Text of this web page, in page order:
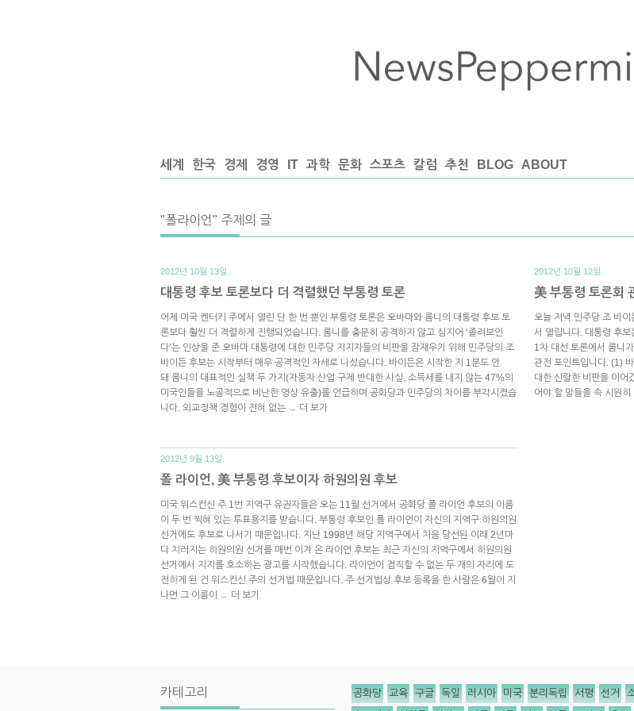
세계 한국 경제 경영 IT 과학 문화 스포츠 칼럼 추천 BLOG ABOUT
"폴라이언" 주제의 글
2012년 10월 13일.
대통령 후보 토론보다 더 격렬했던 부통령 토론
어제 미국 켄터키 주에서 열린 단 한 번 뿐인 부통령 토론은 오바마와 롬니의 대통령 후보 토
론보다 훨씬 더 격렬하게 진행되었습니다. 롬니를 충분히 공격하지 않고 심지어 ‘졸려보인
다’는 인상을 준 오바마 대통령에 대한 민주당 지지자들의 비판을 잠재우기 위해 민주당의 조
바이든 후보는 시작부터 매우 공격적인 자세로 나섰습니다. 바이든은 시작한 지 1분도 안
돼 롬니의 대표적인 실책 두 가지(자동차 산업 구제 반대한 사실, 소득세를 내지 않는 47%의
미국인들을 노골적으로 비난한 영상 유출)를 언급하며 공화당과 민주당의 차이를 부각시켰습
니다. 외교정책 경험이 전혀 없는 → 더 보기
2012년 10월 12일.
美 부통령 토론회
오늘 저녁 민주당 조 바
서 열립니다. 대통령 후
1차 대선 토론에서 롬니
관전 포인트입니다. (1)
대한 신랄한 비판을 이어
어야 할 말들을 속 시원
2012년 9월 13일.
폴 라이언, 美 부통령 후보이자 하원의원 후보
미국 위스컨신 주 1번 지역구 유권자들은 오는 11월 선거에서 공화당 폴 라이언 후보의 이름
이 두 번 찍혀 있는 투표용지를 받습니다. 부통령 후보인 폴 라이언이 자신의 지역구 하원의원
선거에도 후보로 나서기 때문입니다. 지난 1998년 해당 지역구에서 처음 당선된 이래 2년마
다 치러지는 하원의원 선거를 매번 이겨 온 라이언 후보는 최근 자신의 지역구에서 하원의원
선거에서 지지를 호소하는 광고를 시작했습니다. 라이언이 겸직할 수 없는 두 개의 자리에 도
전하게 된 건 위스컨신 주의 선거법 때문입니다. 주 선거법상 후보 등록을 한 사람은 6월이 지
나면 그 이름이
→ 더 보기
카테고리 공화당 교육 구글 독일 러시아 미국 분리독립 서평 선거